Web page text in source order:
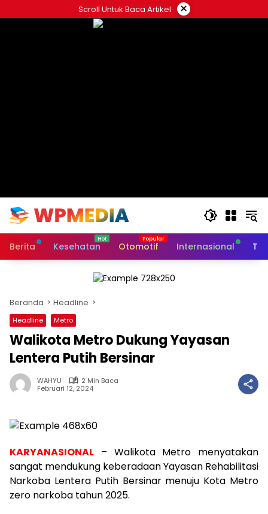
ke
Scroll Untuk Baca Artikel ×
Berita Kesehatan Otomotif Internasional
Beranda Headline
Headline Metro
Walikota Metro Dukung Yayasan
Lentera Putih Bersinar
WAHYU
2 Min Baca
Februari 12, 2024
KARYANASIONAL – Walikota Metro menyatakan
sangat mendukung keberadaan Yayasan Rehabilitasi
Narkoba Lentera Putih Bersinar menuju Kota Metro
zero narkoba tahun 2025.